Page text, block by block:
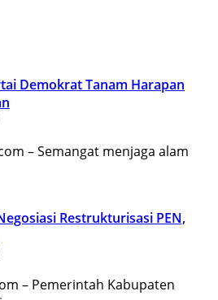
Demokrat Tanam Harapan
– Semangat menjaga alam
Restrukturisasi PEN,
– Pemerintah Kabupaten